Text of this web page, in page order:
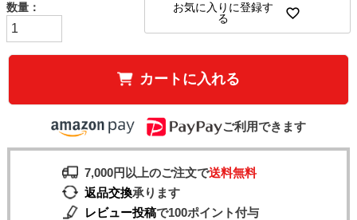
お気に入りに登録す
る
カートに入れる
ご利用できます
7,000円以上のご注文で送料無料
返品交換承ります
レビュー投稿で100ポイント付与